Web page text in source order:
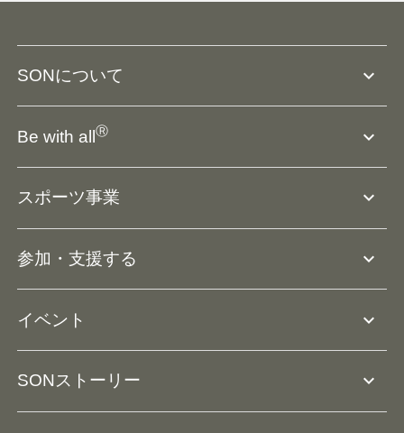
SONについて expand_more
SO組織について
役員等一覧
リソースページ
Be with allⓇ expand_more
スポーツ事業 expand_more
ユニファイドスクール
参加・支援する expand_more
コーチとして参加
イベント expand_more
SONストーリー expand_more